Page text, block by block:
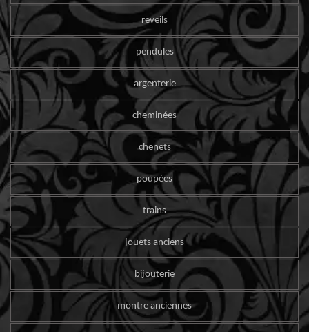
reveils
pendules
argenterie
cheminées
chenets
poupées
trains
jouets anciens
bijouterie
montre anciennes